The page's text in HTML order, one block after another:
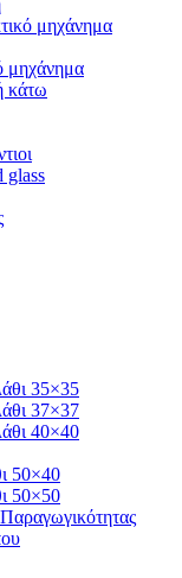
μηχάνημα
μηχάνημα
κάτω
glass
35×35
37×37
40×40
50×40
50×50